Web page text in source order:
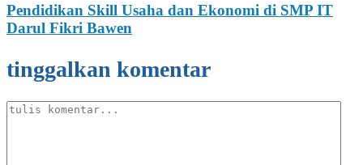
Pendidikan Skill Usaha dan Ekonomi di SMP IT
Darul Fikri Bawen
tinggalkan komentar